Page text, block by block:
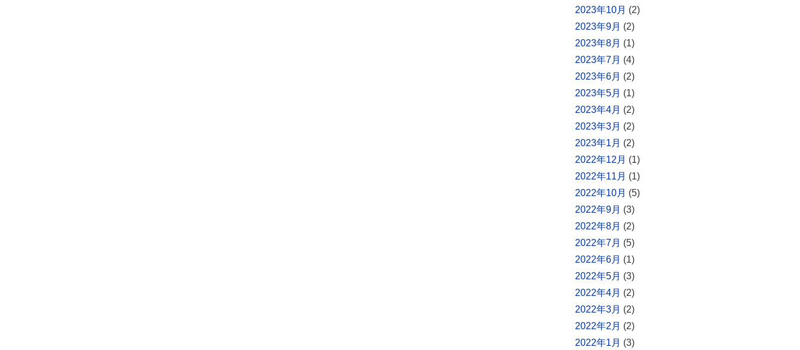
2023年10月 (2)
2023年9月 (2)
2023年8月 (1)
2023年7月 (4)
2023年6月 (2)
2023年5月 (1)
2023年4月 (2)
2023年3月 (2)
2023年1月 (2)
2022年12月 (1)
2022年11月 (1)
2022年10月 (5)
2022年9月 (3)
2022年8月 (2)
2022年7月 (5)
2022年6月 (1)
2022年5月 (3)
2022年4月 (2)
2022年3月 (2)
2022年2月 (2)
2022年1月 (3)